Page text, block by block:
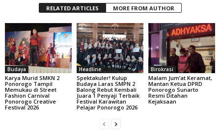
RELATED ARTICLES MORE FROM AUTHOR
Budaya
Karya Murid SMKN 2
Ponorogo Tampil
Memukau di Street
Fashion Carnival
Ponorogo Creative
Festival 2026
Headline
Spektakuler! Kulup
Budaya Laras SMPN 2
Balong Rebut Kembali
Juara 1 Penyaji Terbaik
Festival Karawitan
Pelajar Ponorogo 2026
Birokrasi
Malam Jum’at Keramat,
Mantan Ketua DPRD
Ponorogo Sunarto
Resmi Ditahan
Kejaksaan